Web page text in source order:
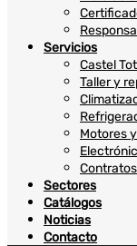
Servicios
Castel
Taller y
Motores
Sectores
Catálogos
Noticias
Contacto